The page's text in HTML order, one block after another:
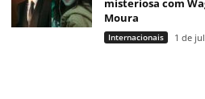
misteriosa com
Moura
Internacionais 1 de